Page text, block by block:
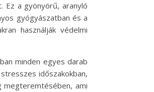
Ez a gyönyörű, aranyló
gyógyászatban és a
használják védelmi
minden egyes darab
időszakokban,
megteremtésében, ami